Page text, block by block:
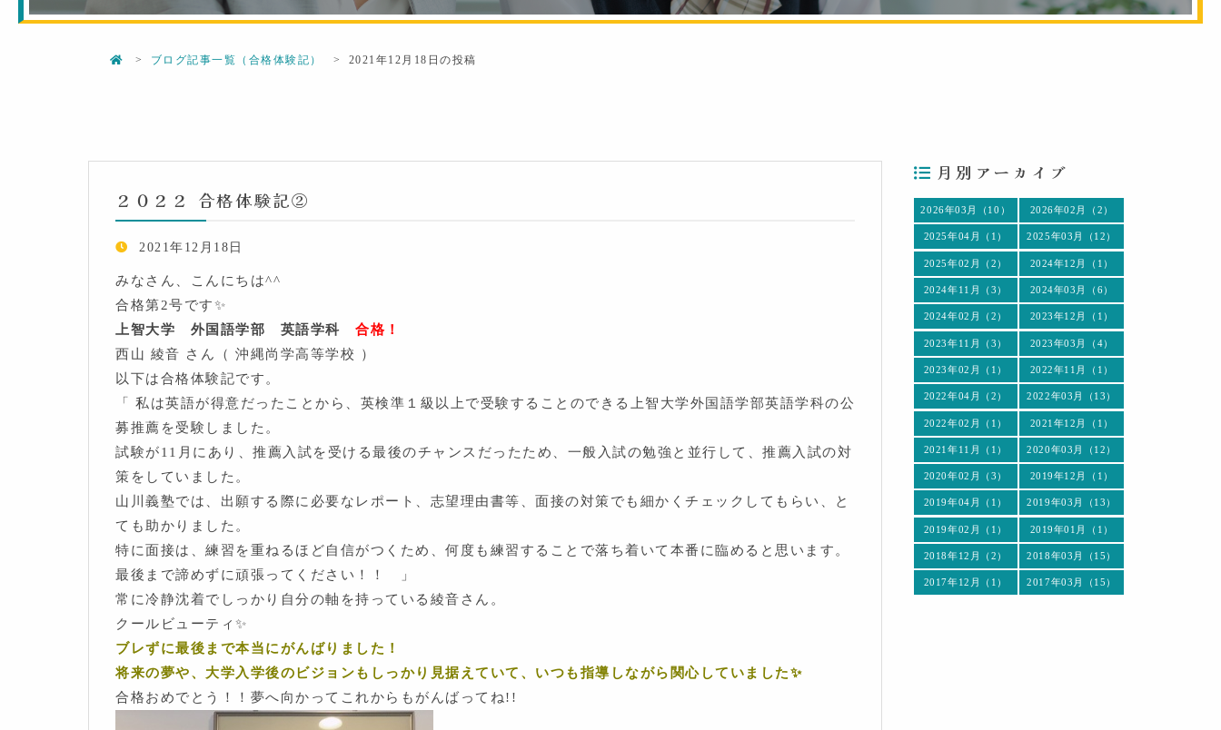
ブログ記事一覧（合格体験記） 2021年12月18日の投稿
２０２２ 合格体験記②
2021年12月18日
みなさん、こんにちは^^
合格第2号です✨
上智大学 外国語学部 英語学科 合格！
西山 綾音 さん（ 沖縄尚学高等学校 ）
以下は合格体験記です。
「 私は英語が得意だったことから、英検準１級以上で受験することのできる上智大学外国語学部英語学科の公
募推薦を受験しました。
試験が11月にあり、推薦入試を受ける最後のチャンスだったため、一般入試の勉強と並行して、推薦入試の対
策をしていました。
山川義塾では、出願する際に必要なレポート、志望理由書等、面接の対策でも細かくチェックしてもらい、と
ても助かりました。
特に面接は、練習を重ねるほど自信がつくため、何度も練習することで落ち着いて本番に臨めると思います。
最後まで諦めずに頑張ってください！！ 」
常に冷静沈着でしっかり自分の軸を持っている綾音さん。
クールビューティ✨
ブレずに最後まで本当にがんばりました！
将来の夢や、大学入学後のビジョンもしっかり見据えていて、いつも指導しながら関心していました✨
合格おめでとう！！夢へ向かってこれからもがんばってね!!
月別アーカイブ
2026年03月（10） 2026年02月（2）
2025年04月（1） 2025年03月（12）
2025年02月（2） 2024年12月（1）
2024年11月（3） 2024年03月（6）
2024年02月（2） 2023年12月（1）
2023年11月（3） 2023年03月（4）
2023年02月（1） 2022年11月（1）
2022年04月（2） 2022年03月（13）
2022年02月（1） 2021年12月（1）
2021年11月（1） 2020年03月（12）
2020年02月（3） 2019年12月（1）
2019年04月（1） 2019年03月（13）
2019年02月（1） 2019年01月（1）
2018年12月（2） 2018年03月（15）
2017年12月（1） 2017年03月（15）